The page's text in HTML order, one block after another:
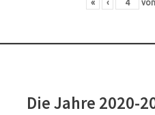
« ‹ von
Die Jahre 2020-